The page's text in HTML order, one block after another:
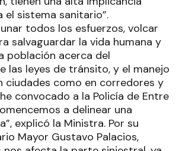
el sistema sanitario”.
todos los esfuerzos, volcar
salvaguardar la vida humana y
población acerca del
las leyes de tránsito, y el manejo
ciudades como en corredores y
convocado a la Policía de Entre
a delinear una
explicó la Ministra. Por su
Mayor Gustavo Palacios,